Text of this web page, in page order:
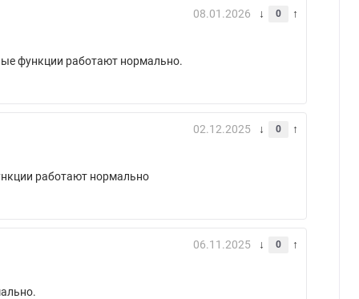
08.01.2026 0
функции работают нормально.
02.12.2025 0
работают нормально
06.11.2025 0